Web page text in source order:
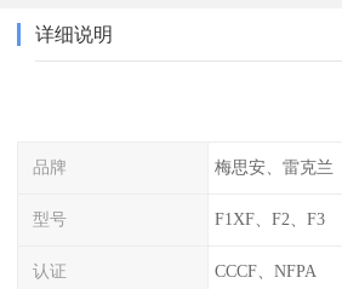
详细说明
品牌 梅思安、雷克兰
型号 F1XF、F2、F3
认证 CCCF、NFPA